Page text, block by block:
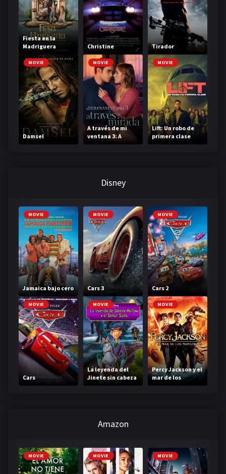
Fiesta en la
Madriguera
Christine Tirador
MOVIE
Damsel
MOVIE
A través de mi
ventana 3: A
través de tu
MOVIE
Lift: Un robo de
primera clase
Disney
MOVIE
Jamaica bajo cero
MOVIE
Cars 3
MOVIE
Cars 2
MOVIE
Cars
MOVIE
La leyenda del
Jinete sin cabeza
MOVIE
Percy Jackson y el
mar de los
monstruos
Amazon
MOVIE MOVIE MOVIE